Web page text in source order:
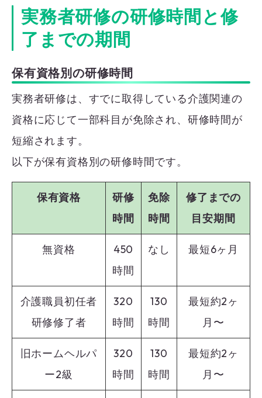
実務者研修の研修時間と修
了までの期間
保有資格別の研修時間
実務者研修は、すでに取得している介護関連の
資格に応じて一部科目が免除され、研修時間が
短縮されます。
以下が保有資格別の研修時間です。
保有資格
研修
時間
免除
時間
修了までの
目安期間
無資格
450
時間
なし 最短6ヶ月
介護職員初任者
研修修了者
320
時間
130
時間
最短約2ヶ
月〜
旧ホームヘルパ
ー2級
320
時間
130
時間
最短約2ヶ
月〜